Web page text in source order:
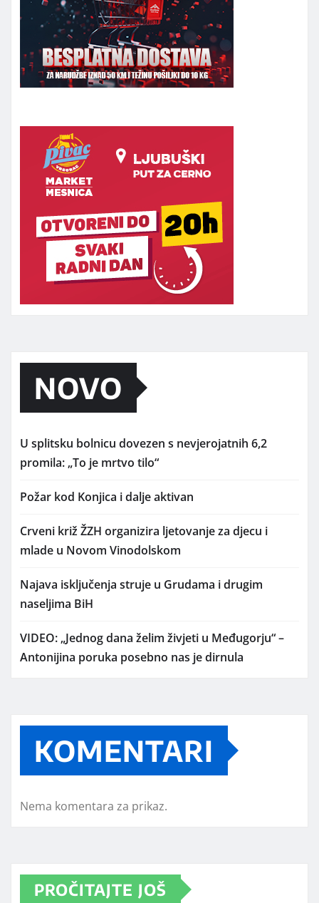
NOVO
U splitsku bolnicu dovezen s nevjerojatnih 6,2
promila: „To je mrtvo tilo“
Požar kod Konjica i dalje aktivan
Crveni križ ŽZH organizira ljetovanje za djecu i
mlade u Novom Vinodolskom
Najava isključenja struje u Grudama i drugim
naseljima BiH
VIDEO: „Jednog dana želim živjeti u Međugorju“ –
Antonijina poruka posebno nas je dirnula
KOMENTARI
Nema komentara za prikaz.
PROČITAJTE JOŠ